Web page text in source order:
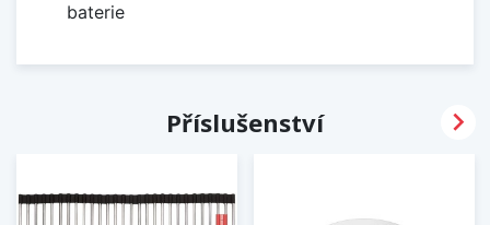
baterie
Příslušenství 